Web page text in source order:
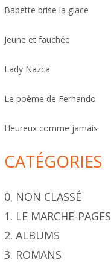
c
e
Babette brise la glace
Jeune et fauchée
Lady Nazca
Le poème de Fernando
Heureux comme jamais
CATÉGORIES
0. NON CLASSÉ
1. LE MARCHE-PAGES
2. ALBUMS
3. ROMANS